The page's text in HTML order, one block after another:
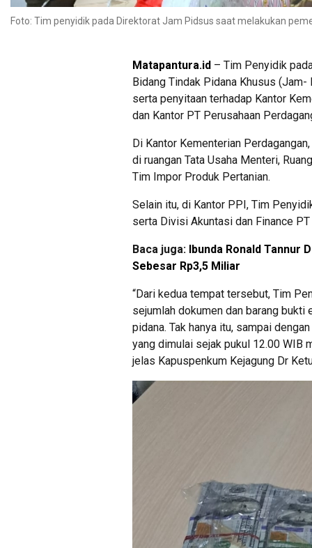
Foto: Tim penyidik pada Direktorat Jam Pidsus saat melakukan
Matapantura.id – Tim Penyidik
Bidang Tindak Pidana Khusus
serta penyitaan terhadap Kantor
dan Kantor PT Perusahaan
Di Kantor Kementerian
di ruangan Tata Usaha Menteri,
Tim Impor Produk Pertanian.
Selain itu, di Kantor PPI, Tim
serta Divisi Akuntasi dan Finance
Baca juga: Ibunda Ronald Tannur
Sebesar Rp3,5 Miliar
“Dari kedua tempat tersebut, Tim
sejumlah dokumen dan barang
pidana. Tak hanya itu, sampai
yang dimulai sejak pukul 12.00 WIB
jelas Kapuspenkum Kejagung Dr